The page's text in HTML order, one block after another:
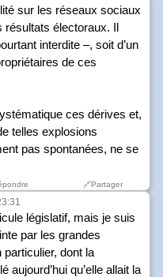
sur les réseaux sociaux
résultats électoraux. Il
interdite –, soit d’un
de ces
ces dérives et,
telles explosions
pas spontanées, ne se
🔗Partager
législatif, mais je suis
par les grandes
particulier, dont la
aujourd’hui qu’elle allait la